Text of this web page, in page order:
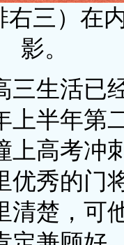
右三）在
影。
生活已
上半年第
上高考冲
优秀的门
清楚，可